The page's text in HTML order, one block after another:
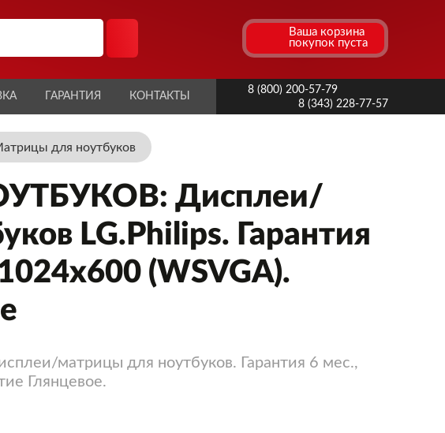
Ваша корзина
покупок пуста
ГАРАНТИЯ КОНТАКТЫ
8 (800) 200-57-79
8 (343) 228-77-57
для ноутбуков
Дисплеи/
LG.Philips. Гарантия
(WSVGA).
матрицы для ноутбуков. Гарантия 6 мес.,
Глянцевое.